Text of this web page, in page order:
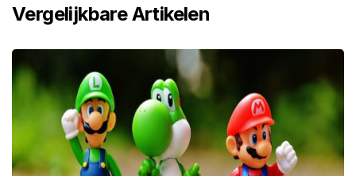
Vergelijkbare Artikelen